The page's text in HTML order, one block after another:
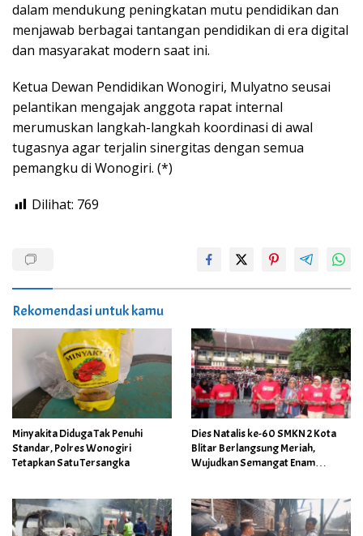
dalam mendukung peningkatan mutu pendidikan dan
menjawab berbagai tantangan pendidikan di era digital
dan masyarakat modern saat ini.
Ketua Dewan Pendidikan Wonogiri, Mulyatno seusai
pelantikan mengajak anggota rapat internal
merumuskan langkah-langkah koordinasi di awal
tugasnya agar terjalin sinergitas dengan semua
pemangku di Wonogiri. (*)
Dilihat: 769
Rekomendasi untuk kamu
Minyakita Diduga Tak Penuhi
Standar, Polres Wonogiri
Tetapkan Satu Tersangka
Dies Natalis ke-60 SMKN 2 Kota
Blitar Berlangsung Meriah,
Wujudkan Semangat Enam